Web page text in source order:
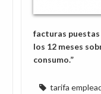
facturas puestas
los 12 meses
consumo.”
tarifa